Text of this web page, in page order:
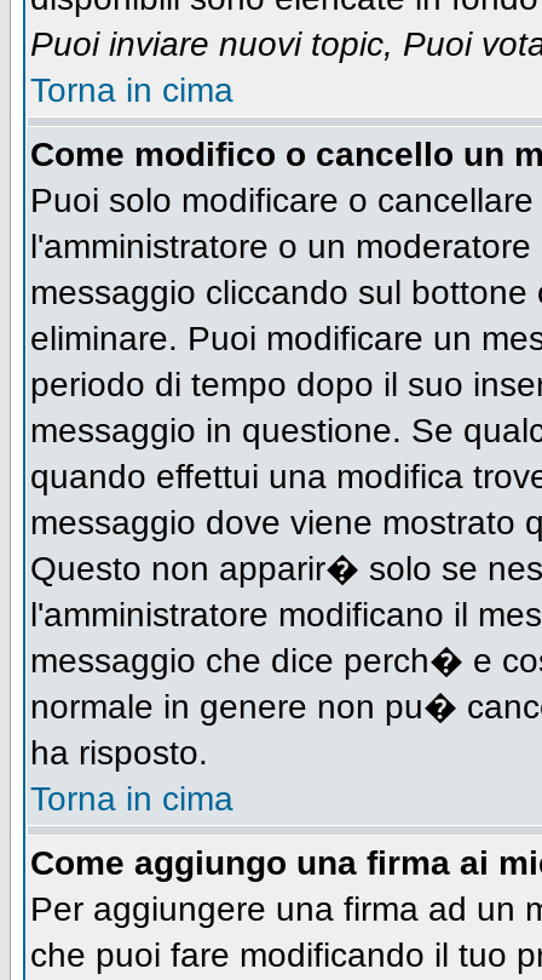
Puoi inviare nuovi topic, Puoi
Torna in cima
Come modifico o cancello un
Puoi solo modificare o
l'amministratore o un
messaggio cliccando sul
eliminare. Puoi modificare un
periodo di tempo dopo il suo
messaggio in questione. Se
quando effettui una modifica
messaggio dove viene mostrato
Questo non apparir� solo se
l'amministratore modificano il
messaggio che dice perch� e
normale in genere non pu�
ha risposto.
Torna in cima
Come aggiungo una firma ai
Per aggiungere una firma ad un
che puoi fare modificando il tuo